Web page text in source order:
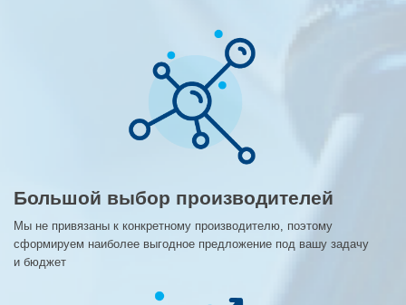
Большой выбор производителей
Мы не привязаны к конкретному производителю, поэтому
сформируем наиболее выгодное предложение под вашу задачу
и бюджет